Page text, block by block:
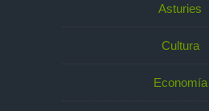
Asturies
Cultura
Economía